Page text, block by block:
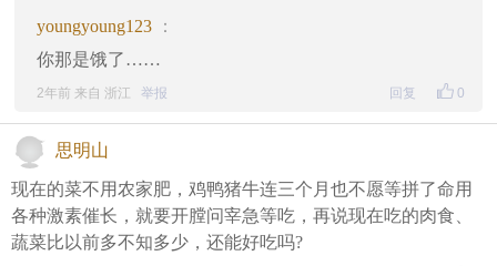
youngyoung123 ：
你那是饿了……
0
2年前 来自 浙江 举报 回复
思明山
现在的菜不用农家肥，鸡鸭猪牛连三个月也不愿等拼了命用
各种激素催长，就要开膛问宰急等吃，再说现在吃的肉食、
蔬菜比以前多不知多少，还能好吃吗?